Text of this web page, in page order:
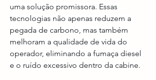
uma solução promissora. Essas
tecnologias não apenas reduzem a
pegada de carbono, mas também
melhoram a qualidade de vida do
operador, eliminando a fumaça diesel
e o ruído excessivo dentro da cabine.